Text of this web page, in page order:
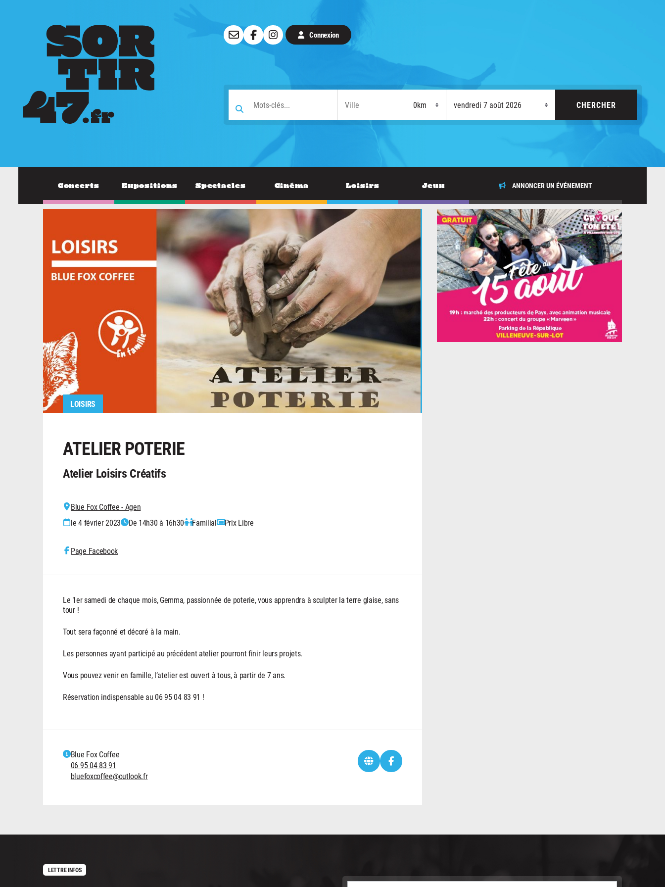
Connexion
Concerts Expositions Spectacles Cinéma Loisirs Jeux ANNONCER UN ÉVÉNEMENT
LOISIRS
ATELIER POTERIE
Atelier Loisirs Créatifs
Blue Fox Coffee - Agen
le 4 février 2023
De 14h30 à 16h30 Familial Prix Libre
Page Facebook
Le 1er samedi de chaque mois, Gemma, passionnée de poterie, vous apprendra à sculpter la terre glaise, sans
tour !
Tout sera façonné et décoré à la main.
Les personnes ayant participé au précédent atelier pourront finir leurs projets.
Vous pouvez venir en famille, l’atelier est ouvert à tous, à partir de 7 ans.
Réservation indispensable au 06 95 04 83 91 !
Blue Fox Coffee
06 95 04 83 91
bluefoxcoffee@outlook.fr
LETTRE INFOS